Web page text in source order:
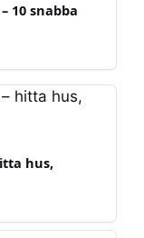
10 snabba
hus,